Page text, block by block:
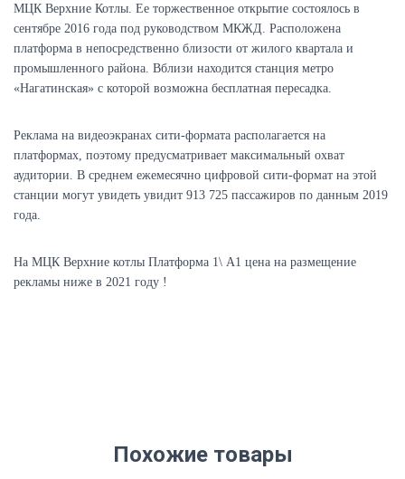
МЦК Верхние Котлы. Ее торжественное открытие состоялось в
сентябре 2016 года под руководством МКЖД. Расположена
платформа в непосредственно близости от жилого квартала и
промышленного района. Вблизи находится станция метро
«Нагатинская» с которой возможна бесплатная пересадка.
Реклама на видеоэкранах сити-формата располагается на
платформах, поэтому предусматривает максимальный охват
аудитории. В среднем ежемесячно цифровой сити-формат на этой
станции могут увидеть увидит 913 725 пассажиров по данным 2019
года.
На МЦК Верхние котлы Платформа 1\ A1 цена на размещение
рекламы ниже в 2021 году !
Похожие товары